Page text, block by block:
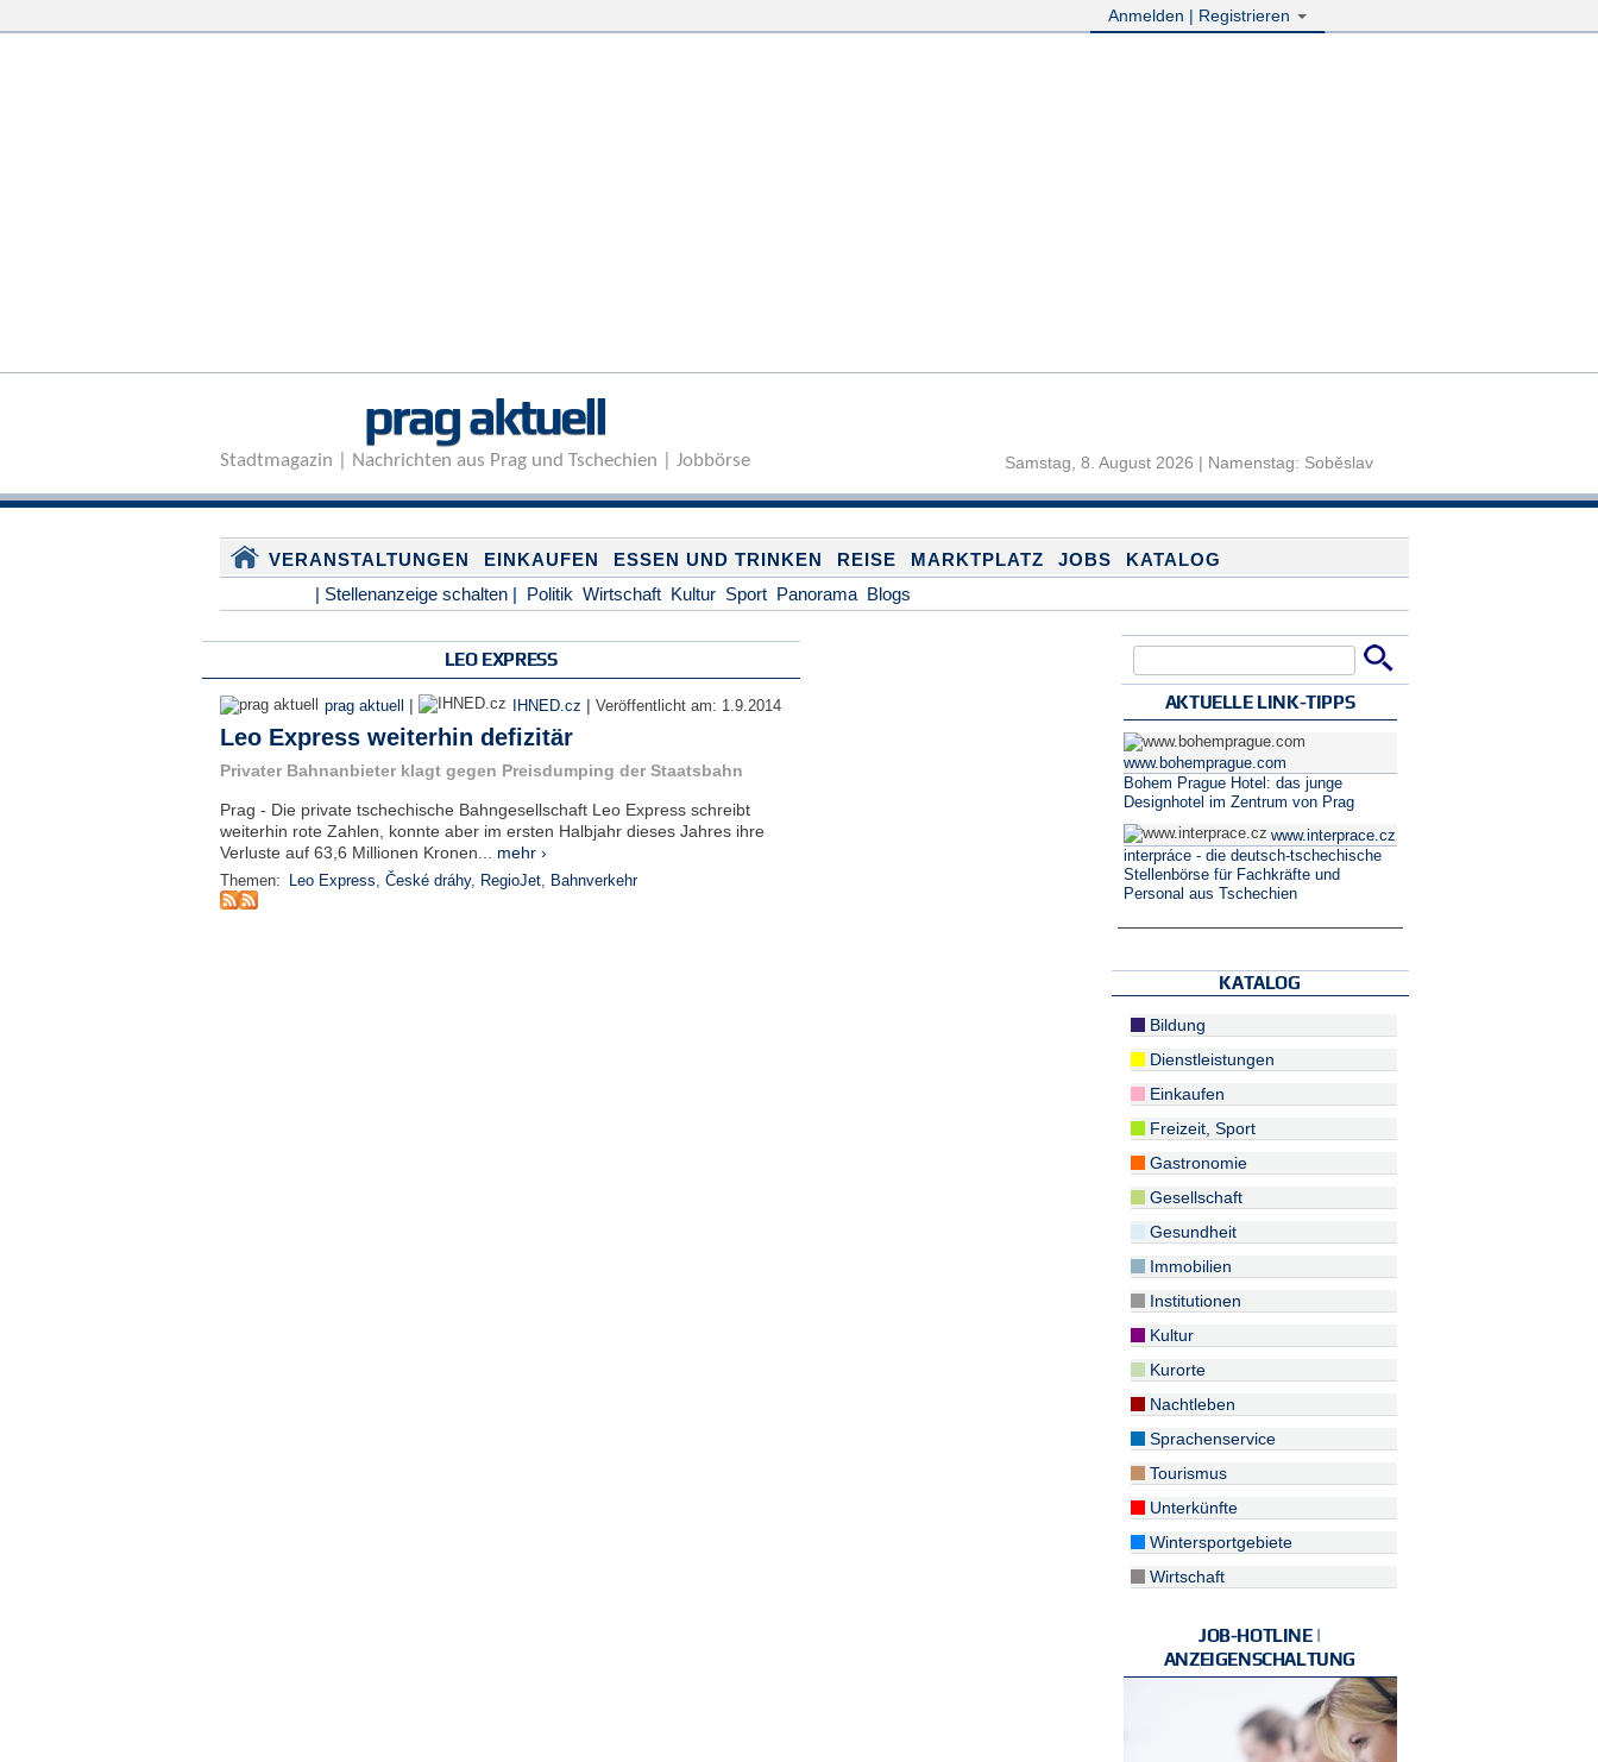
Anmelden | Registrieren
prag aktuell
Stadtmagazin | Nachrichten aus Prag und Tschechien | Jobbörse Samstag, 8. August 2026 | Namenstag: Soběslav
VERANSTALTUNGEN EINKAUFEN ESSEN UND TRINKEN REISE MARKTPLATZ JOBS
KATALOG
| Stellenanzeige schalten | Politik Wirtschaft Kultur Sport Panorama Blogs
LEO EXPRESS
prag aktuell | IHNED.cz | Veröffentlicht am: 1.9.2014
Leo Express weiterhin defizitär
Privater Bahnanbieter klagt gegen Preisdumping der Staatsbahn
Prag - Die private tschechische Bahngesellschaft Leo Express schreibt
weiterhin rote Zahlen, konnte aber im ersten Halbjahr dieses Jahres ihre
Verluste auf 63,6 Millionen Kronen... mehr ›
Themen: Leo Express, České dráhy, RegioJet, Bahnverkehr
AKTUELLE LINK-TIPPS
www.bohemprague.com
Bohem Prague Hotel: das junge
Designhotel im Zentrum von Prag
www.interprace.cz
interpráce - die deutsch-tschechische
Stellenbörse für Fachkräfte und
Personal aus Tschechien
KATALOG
Bildung
Dienstleistungen
Einkaufen
Freizeit, Sport
Gastronomie
Gesellschaft
Gesundheit
Immobilien
Institutionen
Kultur
Kurorte
Nachtleben
Sprachenservice
Tourismus
Unterkünfte
Wintersportgebiete
Wirtschaft
JOB-HOTLINE |
ANZEIGENSCHALTUNG